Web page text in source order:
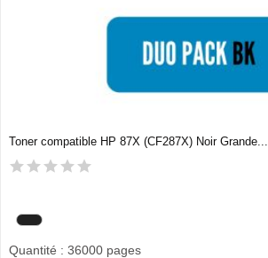
Toner compatible HP 87X (CF287X) Noir Grande...
Quantité : 36000 pages